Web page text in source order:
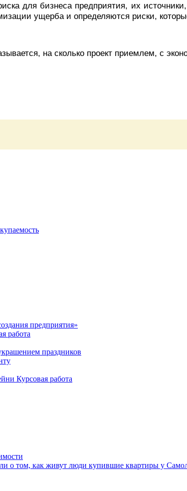
для бизнеса предприятия, их
ущерба и определяются риски,
на сколько проект приемлем, с
предприятия»
работа
праздников
Курсовая работа
о том, как живут люди купившие квартиры у